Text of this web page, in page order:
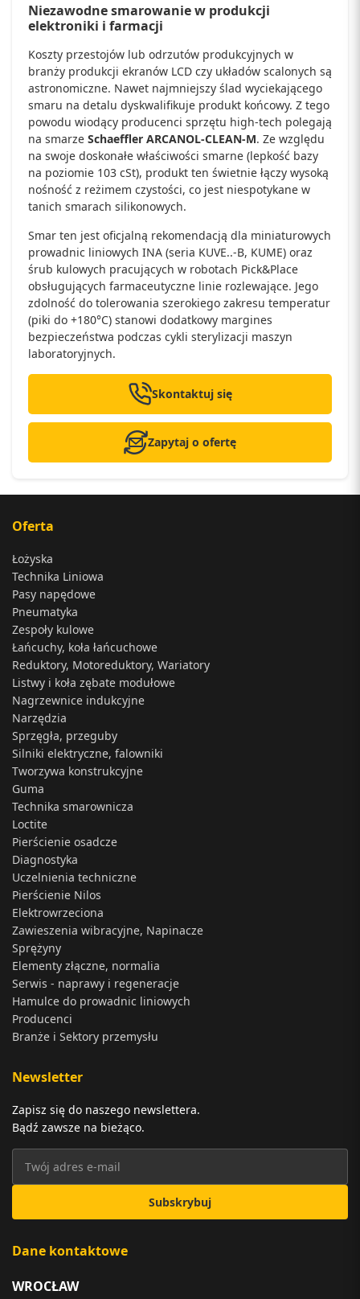
Niezawodne smarowanie w produkcji
elektroniki i farmacji
Koszty przestojów lub odrzutów produkcyjnych w
branży produkcji ekranów LCD czy układów scalonych są
astronomiczne. Nawet najmniejszy ślad wyciekającego
smaru na detalu dyskwalifikuje produkt końcowy. Z tego
powodu wiodący producenci sprzętu high-tech polegają
na smarze Schaeffler ARCANOL-CLEAN-M. Ze względu
na swoje doskonałe właściwości smarne (lepkość bazy
na poziomie 103 cSt), produkt ten świetnie łączy wysoką
nośność z reżimem czystości, co jest niespotykane w
tanich smarach silikonowych.
Smar ten jest oficjalną rekomendacją dla miniaturowych
prowadnic liniowych INA (seria KUVE..-B, KUME) oraz
śrub kulowych pracujących w robotach Pick&Place
obsługujących farmaceutyczne linie rozlewające. Jego
zdolność do tolerowania szerokiego zakresu temperatur
(piki do +180°C) stanowi dodatkowy margines
bezpieczeństwa podczas cykli sterylizacji maszyn
laboratoryjnych.
Skontaktuj się
Zapytaj o ofertę
Oferta
Łożyska
Technika Liniowa
Pasy napędowe
Pneumatyka
Zespoły kulowe
Łańcuchy, koła łańcuchowe
Reduktory, Motoreduktory, Wariatory
Listwy i koła zębate modułowe
Nagrzewnice indukcyjne
Narzędzia
Sprzęgła, przeguby
Silniki elektryczne, falowniki
Tworzywa konstrukcyjne
Guma
Technika smarownicza
Loctite
Pierścienie osadcze
Diagnostyka
Uczelnienia techniczne
Pierścienie Nilos
Elektrowrzeciona
Zawieszenia wibracyjne, Napinacze
Sprężyny
Elementy złączne, normalia
Serwis - naprawy i regeneracje
Hamulce do prowadnic liniowych
Producenci
Branże i Sektory przemysłu
Newsletter
Zapisz się do naszego newslettera.
Bądź zawsze na bieżąco.
Subskrybuj
Dane kontaktowe
WROCŁAW